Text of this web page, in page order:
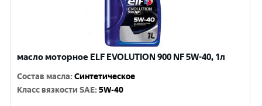
масло моторное ELF EVOLUTION 900 NF 5W-40, 1л
Состав масла:Синтетическое
Класс вязкости SAE:5W-40